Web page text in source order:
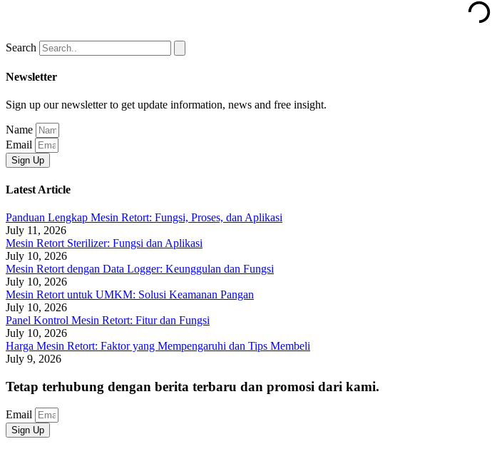
Search
Newsletter
Sign up our newsletter to get update information, news and free insight.
Name
Email
Sign Up
Latest Article
Panduan Lengkap Mesin Retort: Fungsi, Proses, dan Aplikasi
July 11, 2026
Mesin Retort Sterilizer: Fungsi dan Aplikasi
July 10, 2026
Mesin Retort dengan Data Logger: Keunggulan dan Fungsi
July 10, 2026
Mesin Retort untuk UMKM: Solusi Keamanan Pangan
July 10, 2026
Panel Kontrol Mesin Retort: Fitur dan Fungsi
July 10, 2026
Harga Mesin Retort: Faktor yang Mempengaruhi dan Tips Membeli
July 9, 2026
Tetap terhubung dengan berita terbaru dan promosi dari kami.
Email
Sign Up